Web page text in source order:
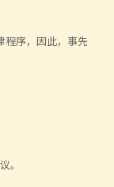
程序，因此，事先
。
怎样处理？